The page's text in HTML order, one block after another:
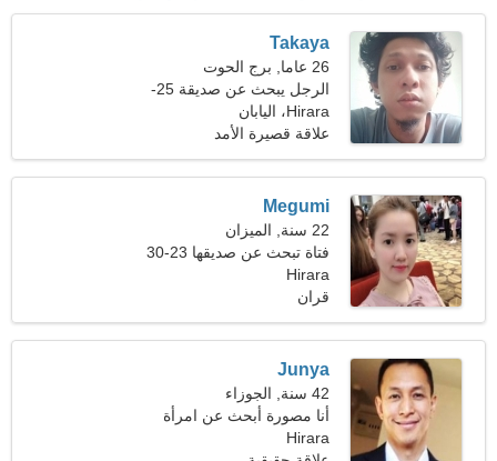
Takaya
26 عاما, برج الحوت
الرجل يبحث عن صديقة 25-
28
Hirara، اليابان
علاقة قصيرة الأمد
Megumi
22 سنة, الميزان
فتاة تبحث عن صديقها 23-30
Hirara
قران
Junya
42 سنة, الجوزاء
أنا مصورة أبحث عن امرأة
جذابة
Hirara